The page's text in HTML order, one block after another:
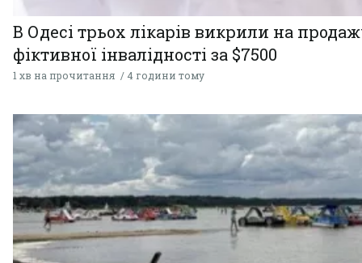
В Одесі трьох лікарів викрили на
фіктивної інвалідності за $7500
1 хв на прочитання 4 години тому